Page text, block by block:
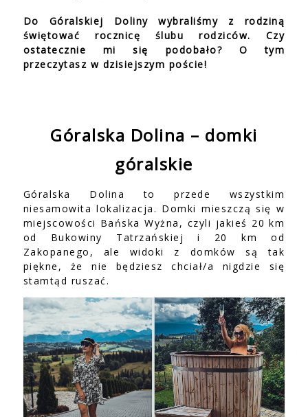
Do Góralskiej Doliny wybraliśmy z rodziną
świętować rocznicę ślubu rodziców. Czy
ostatecznie mi się podobało? O tym
przeczytasz w dzisiejszym poście!
Góralska Dolina – domki
góralskie
Góralska Dolina to przede wszystkim
niesamowita lokalizacja. Domki mieszczą się w
miejscowości Bańska Wyżna, czyli jakieś 20 km
od Bukowiny Tatrzańskiej i 20 km od
Zakopanego, ale widoki z domków są tak
piękne, że nie będziesz chciał/a nigdzie się
stamtąd ruszać.